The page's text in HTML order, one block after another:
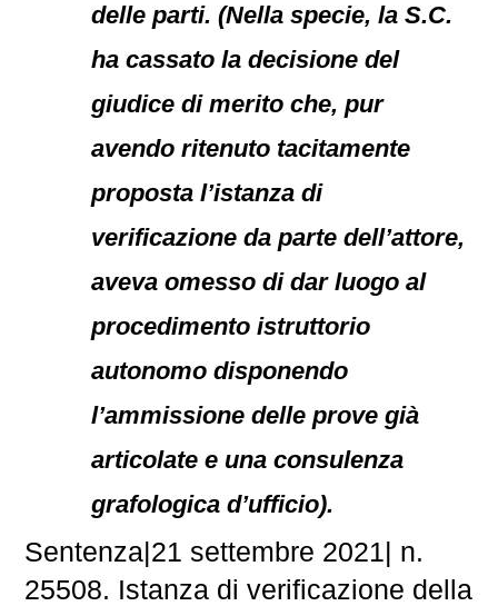
delle parti. (Nella specie, la S.C.
ha cassato la decisione del
giudice di merito che, pur
avendo ritenuto tacitamente
proposta l’istanza di
verificazione da parte dell’attore,
aveva omesso di dar luogo al
procedimento istruttorio
autonomo disponendo
l’ammissione delle prove già
articolate e una consulenza
grafologica d’ufficio).
Sentenza|21 settembre 2021| n.
25508. Istanza di verificazione della